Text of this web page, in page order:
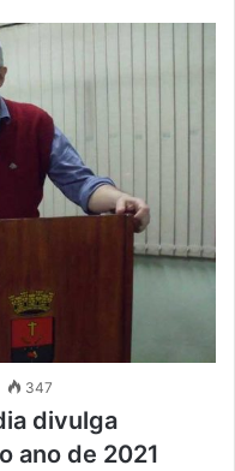
347
divulga
ano de 2021